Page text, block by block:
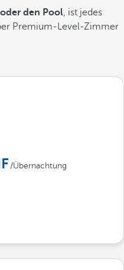
den Pool, ist jedes
Premium-Level-Zimmer
/Übernachtung